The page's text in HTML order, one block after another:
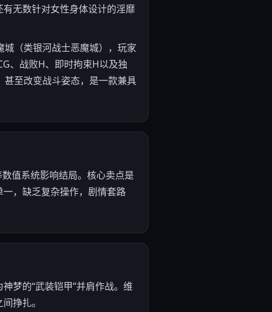
无数针对女性身体设计的淫靡
（类银河战士恶魔城），玩家
、战败H、即时拘束H以及独
甚至改变战斗姿态，是一款兼具
值系统影响结局。核心卖点是
，缺乏复杂操作，剧情套路
梦的“武装铠甲”并肩作战。维
挣扎。